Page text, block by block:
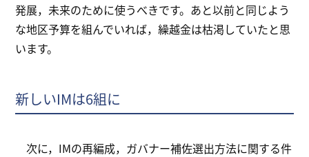
発展，未来のために使うべきです。あと以前と同じよう
な地区予算を組んでいれば，繰越金は枯渇していたと思
います。
新しいIMは6組に
次に，IMの再編成，ガバナー補佐選出方法に関する件